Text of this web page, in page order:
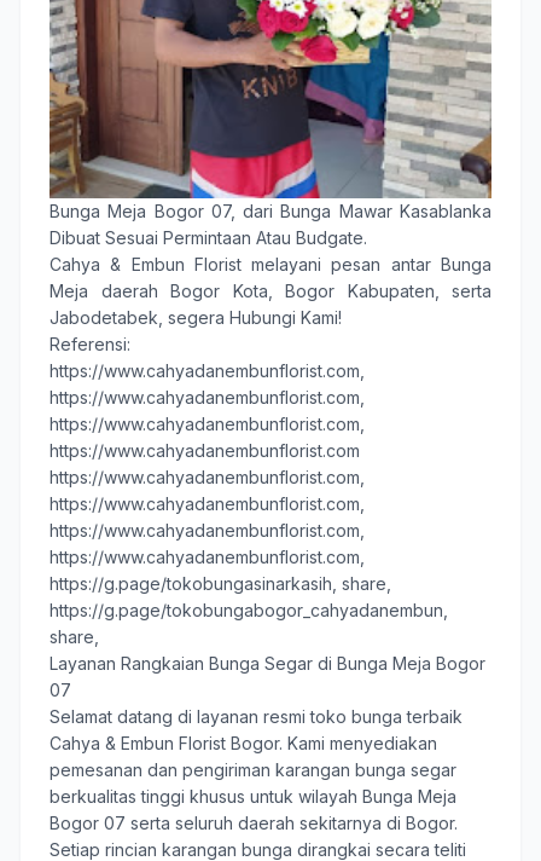
Bunga Meja Bogor 07, dari Bunga Mawar Kasablanka
Dibuat Sesuai Permintaan Atau Budgate.
Cahya & Embun Floristmelayani pesan antarBunga
Meja daerah Bogor Kota Bogor Kabupaten , serta
Jabodetabek, segera Hubungi Kami!
Referensi:
https://www.cahyadanembunflorist.com,
https://www.cahyadanembunflorist.com,
https://www.cahyadanembunflorist.com,
https://www.cahyadanembunflorist.com
https://www.cahyadanembunflorist.com,
https://www.cahyadanembunflorist.com,
https://www.cahyadanembunflorist.com,
https://www.cahyadanembunflorist.com,
https://g.page/tokobungasinarkasih, share
https://g.page/tokobungabogor_cahyadanembun,
share,
Layanan Rangkaian Bunga Segar di Bunga Meja Bogor
07
Selamat datang di layanan resmi toko bunga terbaik
Cahya & Embun Florist Bogor. Kami menyediakan
pemesanan dan pengiriman karangan bunga segar
berkualitas tinggi khusus untuk wilayah Bunga Meja
Bogor 07 serta seluruh daerah sekitarnya di Bogor.
Setiap rincian karangan bunga dirangkai secara teliti